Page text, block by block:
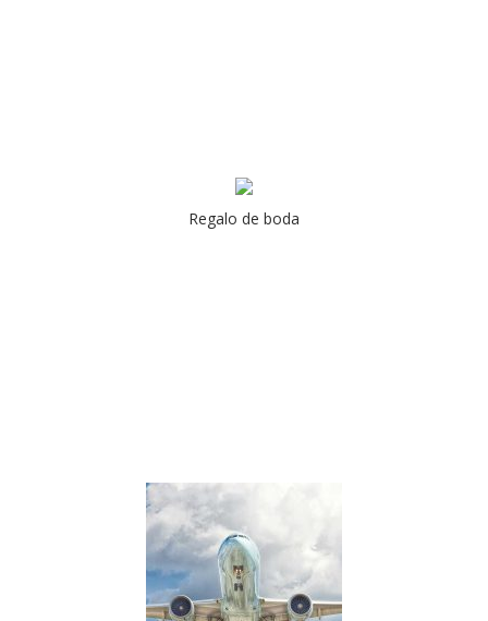
Regalo de boda